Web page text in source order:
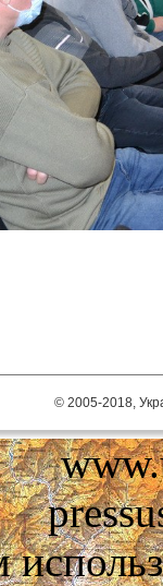
© 2005-2018,